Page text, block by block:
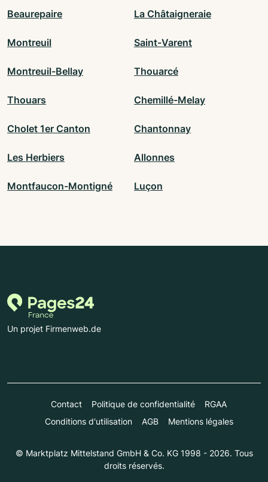
Beaurepaire La Châtaigneraie
Montreuil Saint-Varent
Montreuil-Bellay Thouarcé
Thouars Chemillé-Melay
Cholet 1er Canton Chantonnay
Les Herbiers Allonnes
Montfaucon-Montigné Luçon
Un projet Firmenweb.de
Contact Politique de confidentialité
RGAA
Conditions d'utilisation
AGB Mentions légales
© Marktplatz Mittelstand GmbH & Co. KG 1998 - 2026. Tous
droits réservés.